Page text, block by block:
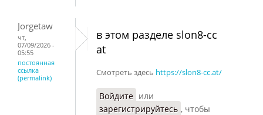
Jorgetaw
чт,
07/09/2026 -
05:55
постоянная
ссылка
(permalink)
в этом разделе slon8-cc
at
Смотреть здесь https://slon8-cc.at/
Войдите или
зарегистрируйтесь , чтобы